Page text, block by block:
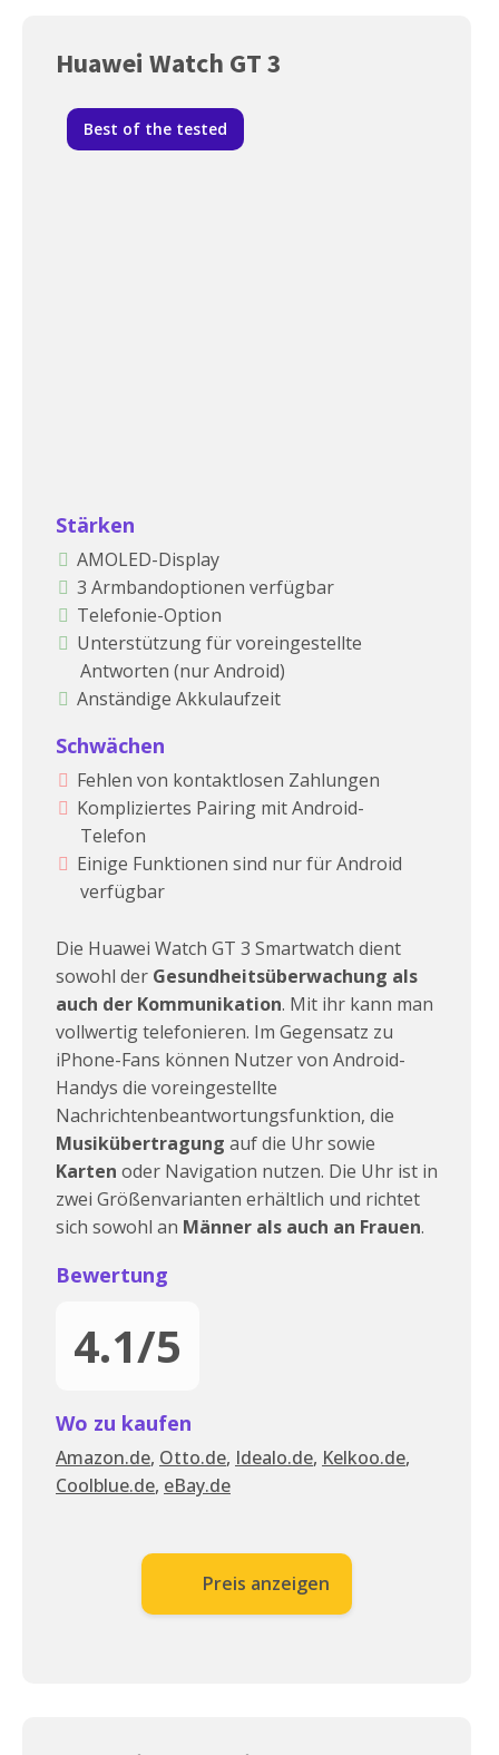
Huawei Watch GT 3
Best of the tested
Stärken
AMOLED-Display
3 Armbandoptionen verfügbar
Telefonie-Option
Unterstützung für voreingestellte
Antworten (nur Android)
Anständige Akkulaufzeit
Schwächen
Fehlen von kontaktlosen Zahlungen
Kompliziertes Pairing mit Android-
Telefon
Einige Funktionen sind nur für Android
verfügbar
Die Huawei Watch GT 3 Smartwatch dient
sowohl der Gesundheitsüberwachung als
auch der Kommunikation. Mit ihr kann man
vollwertig telefonieren. Im Gegensatz zu
iPhone-Fans können Nutzer von Android-
Handys die voreingestellte
Nachrichtenbeantwortungsfunktion, die
Musikübertragung auf die Uhr sowie
Karten oder Navigation nutzen. Die Uhr ist in
zwei Größenvarianten erhältlich und richtet
sich sowohl an Männer als auch an Frauen.
Bewertung
4.1/5
Wo zu kaufen
Amazon.de, Otto.de, Idealo.de, Kelkoo.de,
Coolblue.de, eBay.de
Preis anzeigen